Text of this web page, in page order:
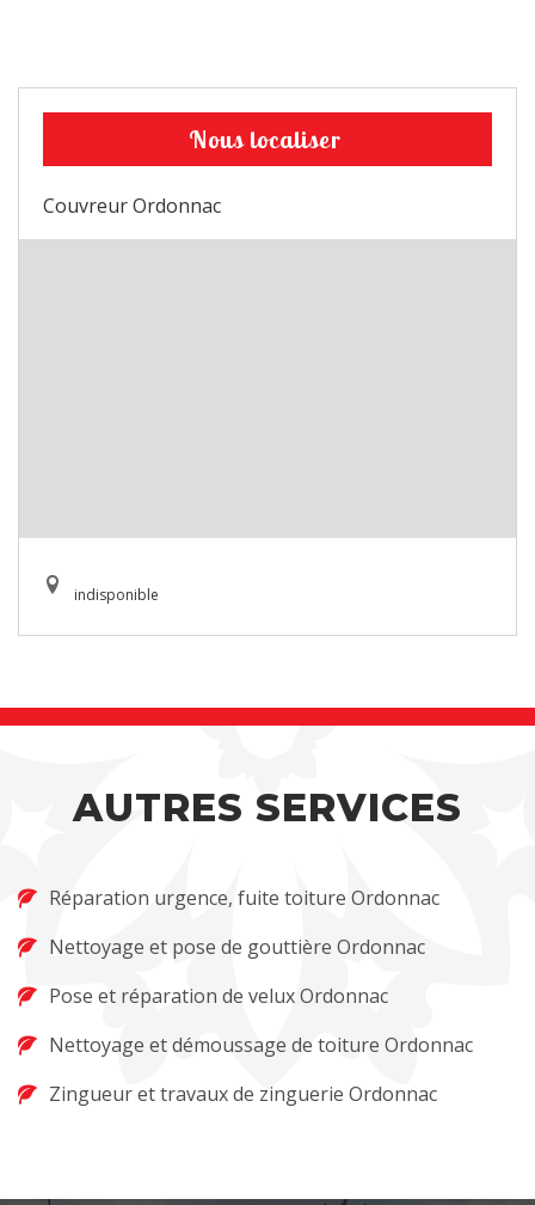
Nous localiser
Couvreur Ordonnac
indisponible
AUTRES SERVICES
Réparation urgence, fuite toiture Ordonnac
Nettoyage et pose de gouttière Ordonnac
Pose et réparation de velux Ordonnac
Nettoyage et démoussage de toiture Ordonnac
Zingueur et travaux de zinguerie Ordonnac